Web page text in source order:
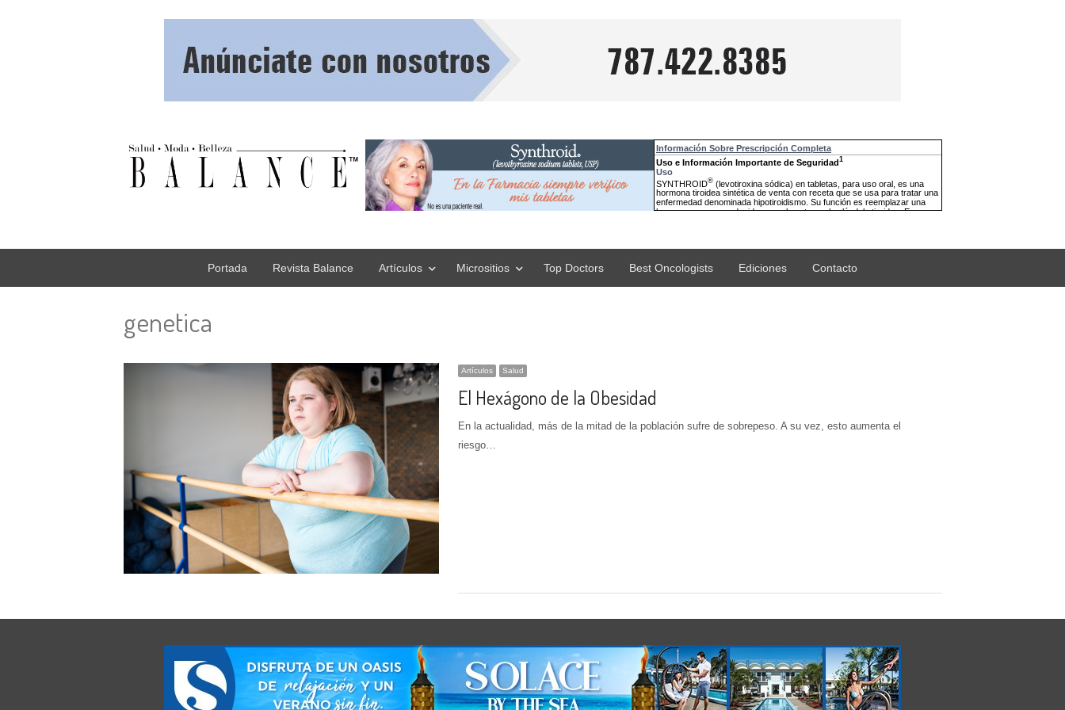
Portada Revista Balance Artículos Micrositios Top Doctors Best Oncologists Ediciones Contacto
genetica
Artículos Salud
El Hexágono de la Obesidad
En la actualidad, más de la mitad de la población sufre de sobrepeso. A su vez, esto aumenta el
riesgo…